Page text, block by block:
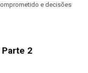
e decisões
2